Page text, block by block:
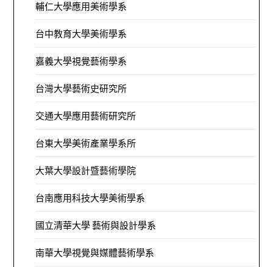
輔仁大學應用美術學系
台中教育大學美術學系
嘉義大學視覺藝術學系
台灣大學藝術史研究所
交通大學應用藝術研究所
台東大學美術產業學系所
大葉大學設計暨藝術學院
台南應用科技大學美術學系
國立清華大學 藝術與設計學系
南華大學視覺與媒體藝術學系